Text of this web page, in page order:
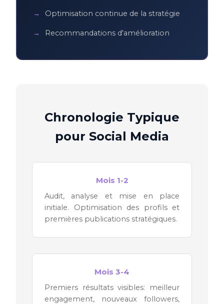
Optimisation continue de la stratégie
Recommandations d'amélioration
Chronologie Typique
pour Social Media
Mois 1-2
Audit, analyse et mise en place
initiale. Optimisation des profils et
premières publications stratégiques.
Mois 3-4
Premiers résultats visibles: meilleur
engagement, nouveaux followers,